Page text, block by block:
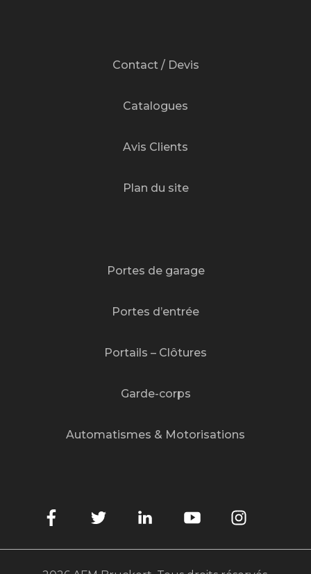
Contact / Devis
Catalogues
Avis Clients
Plan du site
Portes de garage
Portes d’entrée
Portails – Clôtures
Garde-corps
Automatismes & Motorisations